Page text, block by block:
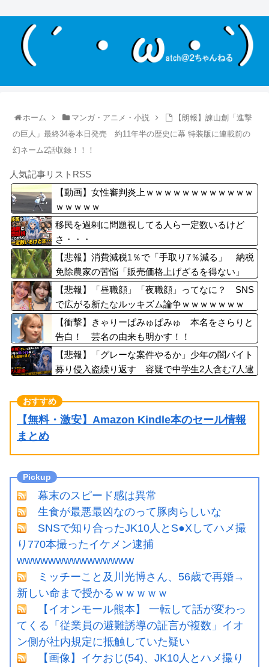
ホーム マンガ・アニメ・小説
【朗報】諫山創「進撃
の巨人」最終34巻本日発売 約11年半の歴史に幕 特装版に連載前の
幻ネーム2話収録！！！
人気記事リストRSS
【動画】女性審判炎上ｗｗｗｗｗｗｗｗｗｗｗｗ
ｗｗｗｗｗ
移民を過剰に問題視してる人ら一定数いるけど
さ・・・
【悲報】消費減税1％で「手取り7％減る」 納税
免除農家の苦悩「販売価格上げざるを得ない」
【悲報】「昼職顔」「夜職顔」ってなに？ SNS
で広がる新たなルッキズム論争ｗｗｗｗｗｗｗ
【衝撃】きゃりーぱみゅぱみゅ 本名をさらりと
告白！ 芸名の由来も明かす！！
【悲報】「グレーな案件やるか」少年の闇バイト
募り侵入盗繰り返す 容疑で中学生2人含む7人逮
【無料・激安】Amazon Kindle本のセール情報
まとめ
幕末のスピード感は異常
生食が最悪最凶なのって豚肉らしいな
SNSで知り合ったJK10人とS●Xしてハメ撮
り770本撮ったイケメン逮捕
wwwwwwwwwwwwwww
ミッチーこと及川光博さん、56歳で再婚→
新しい命まで授かるｗｗｗｗｗ
【イオンモール熊本】 一転して話が変わっ
てくる「従業員の避難誘導の証言が複数」イオ
ン側が社内規定に抵触していた疑い
【画像】イケおじ(54)、JK10人とハメ撮り